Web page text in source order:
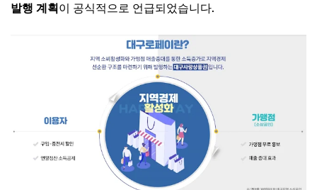
발행 계획이 공식적으로 언급되었습니다.